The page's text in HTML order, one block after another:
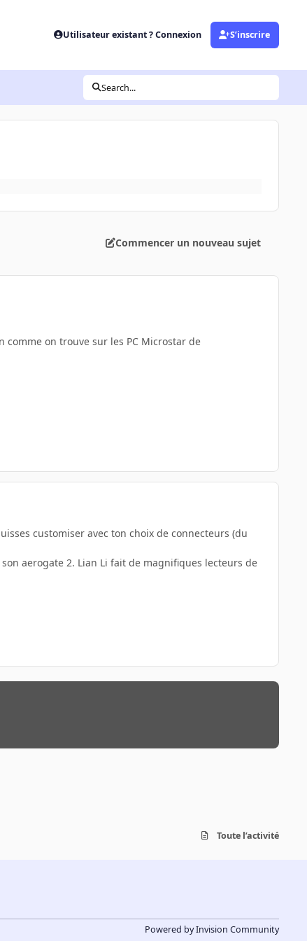
Utilisateur existant ? Connexion S’inscrire
Search...
Commencer un nouveau sujet
on trouve sur les PC Microstar de
customiser avec ton choix de connecteurs (du
aerogate 2. Lian Li fait de magnifiques lecteurs de
Toute l’activité
Powered byInvision Community